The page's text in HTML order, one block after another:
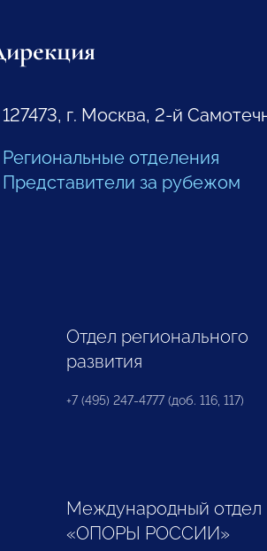
127473, г. Москва, 2-й
Региональные отделения
Представители за рубежом
Отдел регионального
развития
+7 (495) 247-4777 (доб. 116, 117)
Международный отдел
«ОПОРЫ РОССИИ»